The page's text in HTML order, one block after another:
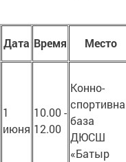
Дата Время Место
1
июня
10.00 -
12.00
Конно-
база
ДЮСШ
«Батыр